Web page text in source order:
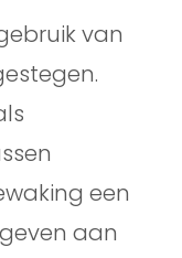
van
een
aan